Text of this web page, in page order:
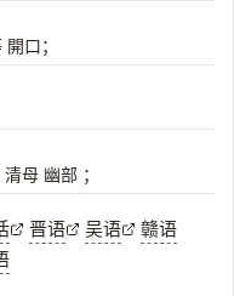
口；
母 幽部 ；
晋语 吴语
赣语